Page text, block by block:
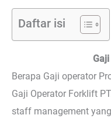
Daftar isi
Berapa Gaji operator
Gaji Operator Forklift
staff management